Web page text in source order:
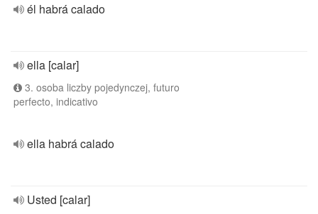
él habrá calado
ella [calar]
3. osoba liczby pojedynczej, futuro
perfecto, indicativo
ella habrá calado
Usted [calar]